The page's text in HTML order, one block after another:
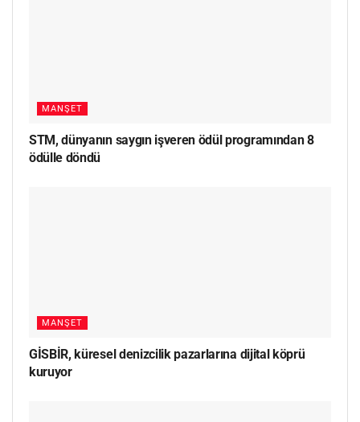
MANŞET
STM, dünyanın saygın işveren ödül programından 8
ödülle döndü
MANŞET
GİSBİR, küresel denizcilik pazarlarına dijital köprü
kuruyor